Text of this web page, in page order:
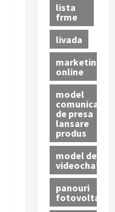
lista
frme
livada
marketing
online
model
comunicat
de presa
lansare
produs
model de
videochat
panouri
fotovoltaice